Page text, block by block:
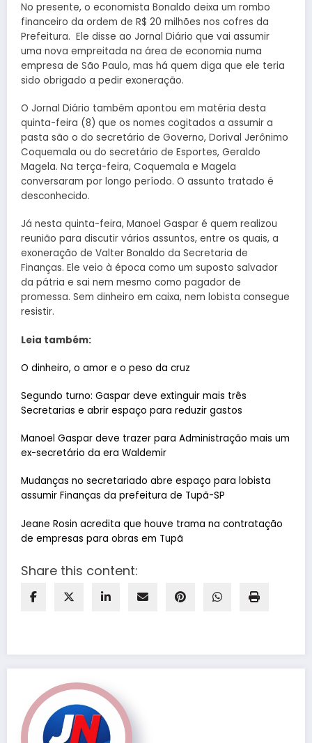
No presente, o economista Bonaldo deixa um rombo
financeiro da ordem de R$ 20 milhões nos cofres da
Prefeitura. Ele disse ao Jornal Diário que vai assumir
uma nova empreitada na área de economia numa
empresa de São Paulo, mas há quem diga que ele teria
sido obrigado a pedir exoneração.
O Jornal Diário também apontou em matéria desta
quinta-feira (8) que os nomes cogitados a assumir a
pasta são o do secretário de Governo, Dorival Jerônimo
Coquemala ou do secretário de Esportes, Geraldo
Magela. Na terça-feira, Coquemala e Magela
conversaram por longo período. O assunto tratado é
desconhecido.
Já nesta quinta-feira, Manoel Gaspar é quem realizou
reunião para discutir vários assuntos, entre os quais, a
exoneração de Valter Bonaldo da Secretaria de
Finanças. Ele veio à época como um suposto salvador
da pátria e sai nem mesmo como pagador de
promessa. Sem dinheiro em caixa, nem lobista consegue
resistir.
Leia também:
O dinheiro, o amor e o peso da cruz
Segundo turno: Gaspar deve extinguir mais três
Secretarias e abrir espaço para reduzir gastos
Manoel Gaspar deve trazer para Administração mais um
ex-secretário da era Waldemir
Mudanças no secretariado abre espaço para lobista
assumir Finanças da prefeitura de Tupã-SP
Jeane Rosin acredita que houve trama na contratação
de empresas para obras em Tupã
Share this content: